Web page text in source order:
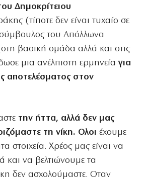
Δημοκρίτειου
(τίποτε δεν είναι τυχαίο σε
του Απόλλωνα
βασική ομάδα αλλά και στις
μια ανέλπιστη ερμηνείαγια
αποτελέσματος στον
την ήττα, αλλά δεν μας
τη νίκη. Ολοι έχουμε
στοιχεία. Χρέος μας είναι να
και να βελτιώνουμε τα
δεν ασχολούμαστε. Οταν